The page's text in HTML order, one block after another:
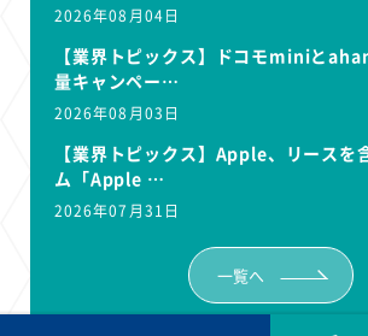
2026年08月04日
【業界トピックス】ドコモminiと
量キャンペー…
2026年08月03日
【業界トピックス】Apple、リースを
ム「Apple …
2026年07月31日
一覧へ